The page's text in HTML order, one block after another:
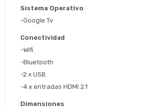
Sistema Operativo
-Google Tv
Conectividad
-Wifi
-Bluetooth
-2 x USB.
-4 x entradas HDMI 2.1
Dimensiones